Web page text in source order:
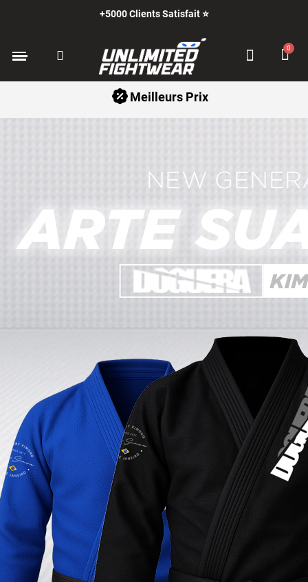
+5000 Clients Satisfait ⭐
Meilleurs Prix